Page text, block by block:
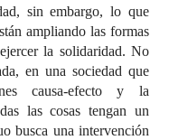
sin embargo, lo que
ampliando las formas
la solidaridad. No
en una sociedad que
causa-efecto y la
las cosas tengan un
busca una intervención